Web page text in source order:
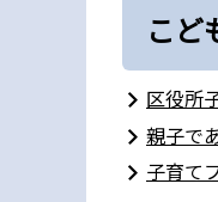
こど
区役所
親子で
子育て